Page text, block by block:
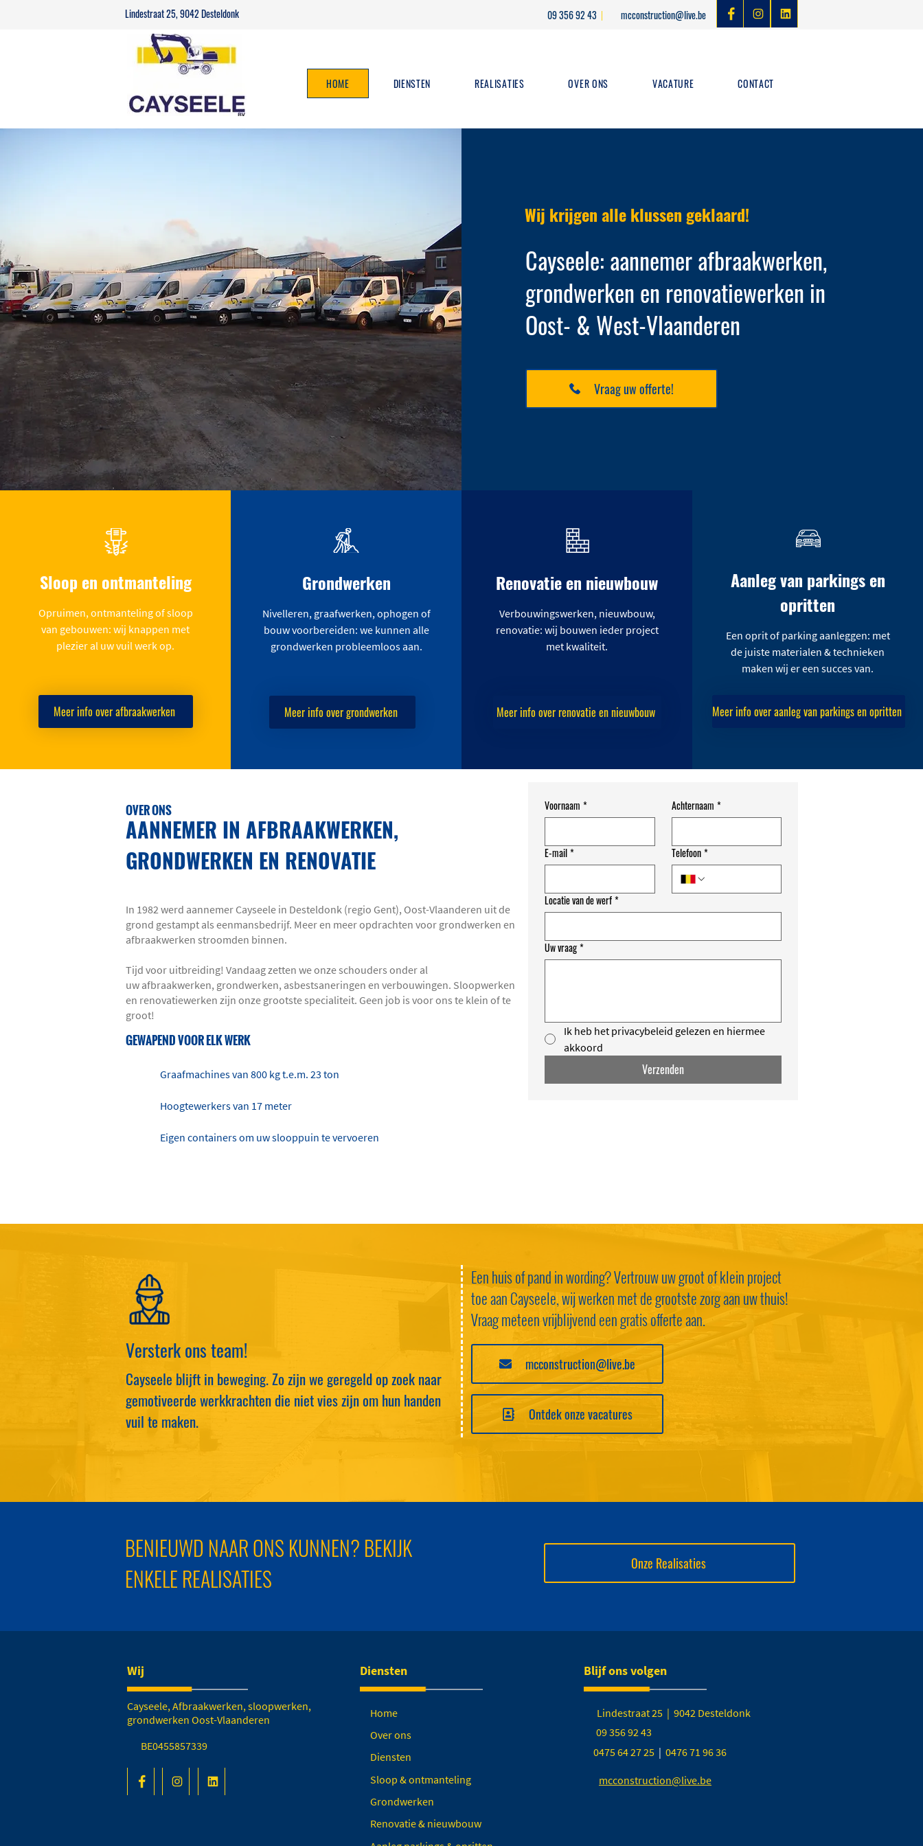
Lindestraat 25, 9042 Desteldonk 09 356 92 43 mcconstruction@live.be
HOME DIENSTEN REALISATIES OVER ONS VACATURE CONTACT
Wij krijgen alle klussen geklaard!
Cayseele: aannemer afbraakwerken,
grondwerken en renovatiewerken in
Oost- & West-Vlaanderen
Vraag uw offerte!
Sloop en ontmanteling
Opruimen, ontmanteling of sloop
van gebouwen: wij knappen met
plezier al uw vuil werk op.
Meer info over afbraakwerken
Grondwerken
Nivelleren, graafwerken, ophogen of
bouw voorbereiden: we kunnen alle
grondwerken probleemloos aan.
Meer info over grondwerken
Renovatie en nieuwbouw
Verbouwingswerken, nieuwbouw,
renovatie: wij bouwen ieder project
met kwaliteit.
Meer info over renovatie en nieuwbouw
Aanleg van parkings en
opritten
Een oprit of parking aanleggen: met
de juiste materialen & technieken
maken wij er een succes van.
Meer info over aanleg van parkings en opritten
OVER ONS
AANNEMER IN AFBRAAKWERKEN,
GRONDWERKEN EN RENOVATIE
In 1982 werd aannemer Cayseele in Desteldonk (regio Gent), Oost-Vlaanderen uit de
grond gestampt als eenmansbedrijf. Meer en meer opdrachten voor grondwerken en
afbraakwerken stroomden binnen.
Tijd voor uitbreiding! Vandaag zetten we onze schouders onder al
uw afbraakwerken, grondwerken, asbestsaneringen en verbouwingen. Sloopwerken
en renovatiewerken zijn onze grootste specialiteit. Geen job is voor ons te klein of te
groot!
GEWAPEND VOOR ELK WERK
Graafmachines van 800 kg t.e.m. 23 ton
Hoogtewerkers van 17 meter
Eigen containers om uw slooppuin te vervoeren
Voornaam * Achternaam *
E-mail* Telefoon *
Locatie van de werf*
Uw vraag*
Ik heb het privacybeleid gelezen en hiermee
akkoord
Verzenden
Versterk ons team!
Cayseele blijft in beweging. Zo zijn we geregeld op zoek naar
gemotiveerde werkkrachten die niet vies zijn om hun handen
vuil te maken.
Een huis of pand in wording? Vertrouw uw groot of klein project
toe aan Cayseele, wij werken met de grootste zorg aan uw thuis!
Vraag meteen vrijblijvend een gratis offerte aan.
mcconstruction@live.be
Ontdek onze vacatures
BENIEUWD NAAR ONS KUNNEN? BEKIJK
ENKELE REALISATIES
Onze Realisaties
Wij
Cayseele, Afbraakwerken, sloopwerken,
grondwerken Oost-Vlaanderen
BE0455857339
Diensten
Home
Over ons
Diensten
Sloop & ontmanteling
Grondwerken
Renovatie & nieuwbouw
Blijf ons volgen
Lindestraat 25 | 9042 Desteldonk
09 356 92 43
0475 64 27 25 | 0476 71 96 36
mcconstruction@live.be